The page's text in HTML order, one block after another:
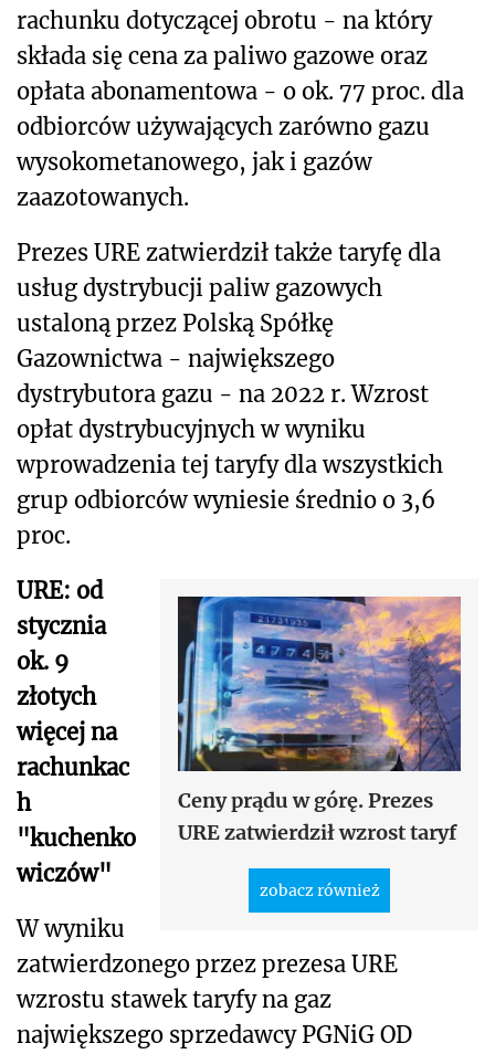
rachunku dotyczącej obrotu - na który
składa się cena za paliwo gazowe oraz
opłata abonamentowa - o ok. 77 proc. dla
odbiorców używających zarówno gazu
wysokometanowego, jak i gazów
zaazotowanych.
Prezes URE zatwierdził także taryfę dla
usług dystrybucji paliw gazowych
ustaloną przez Polską Spółkę
Gazownictwa - największego
dystrybutora gazu - na 2022 r. Wzrost
opłat dystrybucyjnych w wyniku
wprowadzenia tej taryfy dla wszystkich
grup odbiorców wyniesie średnio o 3,6
proc.
Ceny prądu w górę. Prezes
URE zatwierdził wzrost taryf
zobacz również
URE: od
stycznia
ok. 9
złotych
więcej na
rachunkac
h
"kuchenko
wiczów"
W wyniku
zatwierdzonego przez prezesa URE
wzrostu stawek taryfy na gaz
największego sprzedawcy PGNiG OD